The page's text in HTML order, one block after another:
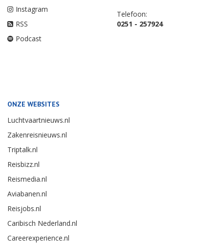
Instagram
RSS
Podcast
Telefoon:
0251 - 257924
ONZE WEBSITES
Luchtvaartnieuws.nl
Zakenreisnieuws.nl
Triptalk.nl
Reisbizz.nl
Reismedia.nl
Aviabanen.nl
Reisjobs.nl
Caribisch Nederland.nl
Careerexperience.nl